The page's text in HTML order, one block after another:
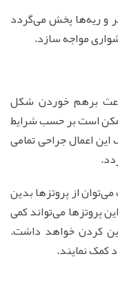
و ریه‌ها پخش می‌گردد
مواجه سازد.
برهم خوردن شکل
است بر حسب شرایط
این اعمال جراحی تمامی
از پروتزها بدین
پروتزها می‌تواند کمی
کردن خواهد داشت.
کمک نمایند.